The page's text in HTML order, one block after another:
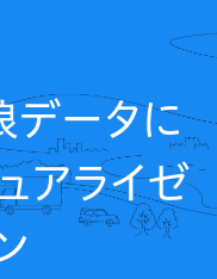
データに
アライゼ